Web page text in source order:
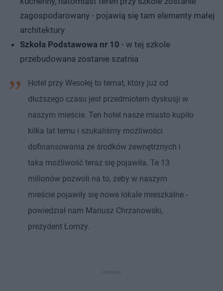
zagospodarowany - pojawią się tam elementy małej
architektury
Szkoła Podstawowa nr 10 - w tej szkole
przebudowana zostanie szatnia
Hotel przy Wesołej to temat, który już od
dłuższego czasu jest przedmiotem dyskusji w
naszym mieście. Ten hotel nasze miasto kupiło
kilka lat temu i szukaliśmy możliwości
dofinansowania ze środków zewnętrznych i
taka możliwość teraz się pojawiła. Te 13
milionów pozwoli na to, żeby w naszym
mieście pojawiły się nowe lokale mieszkalne -
powiedział nam Mariusz Chrzanowski,
prezydent Łomży.